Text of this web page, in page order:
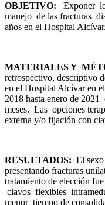
OBJETIVO:
Exponer
manejo de las fracturas
años en el Hospital Alcívar.
MATERIALES Y
retrospectivo, descriptivo
en el Hospital Alcívar en
2018 hasta enero de
meses. Las opciones
externa y/o fijación con
RESULTADOS: El
presentando fracturas
tratamiento de elección
clavos flexibles
menor tiempo de